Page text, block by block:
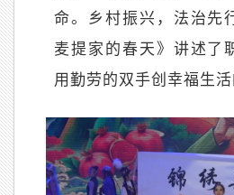
命。乡村振兴，法治先
麦提家的春天》讲述了
用勤劳的双手创 幸福生活